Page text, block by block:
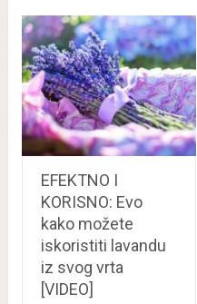
EFEKTNO I
KORISNO: Evo
kako možete
iskoristiti lavandu
iz svog vrta
[VIDEO]